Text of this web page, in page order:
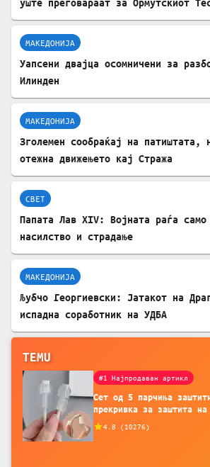
уште преговараат за Ормутскиот
МАКЕДОНИЈА
Уапсени двајца осомничени за
Илинден
МАКЕДОНИЈА
Зголемен сообраќај на патиштата,
отежна движењето кај Стража
СВЕТ
Папата Лав XIV: Војната раѓа само
насилство и страдање
МАКЕДОНИЈА
Љубчо Георгиевски: Јатакот на
испадна соработник на УДБА
TEMU
#1 Најпродаван артикл
Сет од 5 парчиња
прекривка за заштита
додатоци за заштита на
батерија, за мобилни
4.8 ( 10276)